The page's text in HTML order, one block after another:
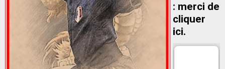
: merci de
cliquer
ici.